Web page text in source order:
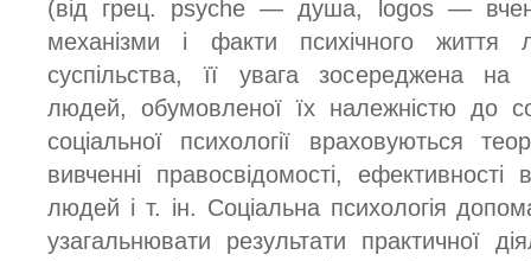
(від грец. psyche — душа, logos —
механізми і факти психічного життя
суспільства, її увага зосереджена на
людей, обумовленої їх належністю до
соціальної психології враховуються
вивченні правосвідомості,
людей і т. ін. Соціальна психологія
узагальнювати результати практичної